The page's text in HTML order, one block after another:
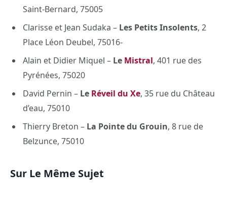
Saint-Bernard, 75005
Clarisse et Jean Sudaka – Les Petits Insolents, 2
Place Léon Deubel, 75016-
Alain et Didier Miquel – Le Mistral, 401 rue des
Pyrénées, 75020
David Pernin – Le Réveil du Xe, 35 rue du Château
d’eau, 75010
Thierry Breton – La Pointe du Grouin, 8 rue de
Belzunce, 75010
Sur Le Même Sujet